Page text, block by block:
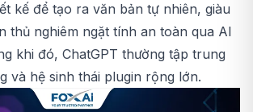
kế để tạo ra văn bản tự nhiên, giàu
thủ nghiêm ngặt tính an toàn qua AI
khi đó, ChatGPT thường tập trung
và hệ sinh thái plugin rộng lớn.